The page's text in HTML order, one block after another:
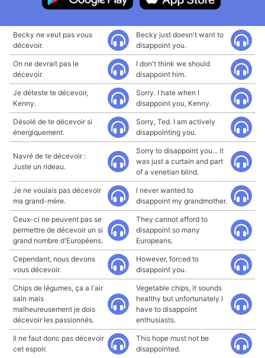
Becky ne veut pas vous
décevoir.
Becky just doesn't want to
disappoint you.
On ne devrait pas le
décevoir.
I don't think we should
disappoint him.
Je déteste te décevoir,
Kenny.
Sorry. I hate when I
disappoint you, Kenny.
Désolé de te décevoir si
énergiquement.
Sorry, Ted. I am actively
disappointing you.
Navré de te décevoir :
Juste un rideau.
Sorry to disappoint you... it
was just a curtain and part
of a venetian blind.
Je ne voulais pas décevoir
ma grand-mère.
I never wanted to
disappoint my grandmother.
Ceux-ci ne peuvent pas se
permettre de décevoir un si
grand nombre d'Européens.
They cannot afford to
disappoint so many
Europeans.
Cependant, nous devons
vous décevoir.
However, forced to
disappoint you.
Chips de légumes, ça a l'air
sain mais
malheureusement je dois
décevoir les passionnés.
Vegetable chips, it sounds
healthy but unfortunately I
have to disappoint
enthusiasts.
Il ne faut donc pas décevoir
cet espoir.
This hope must not be
disappointed.